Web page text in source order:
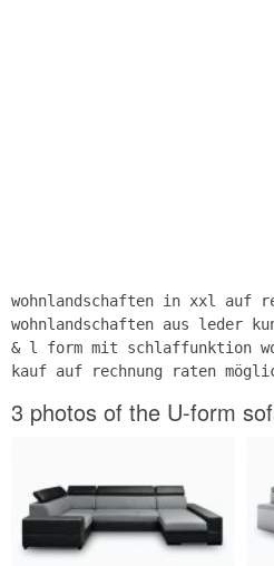
wohnlandschaften in xxl auf
wohnlandschaften aus leder
& l form mit schlaffunktion
kauf auf rechnung raten
3 photos of the U-form